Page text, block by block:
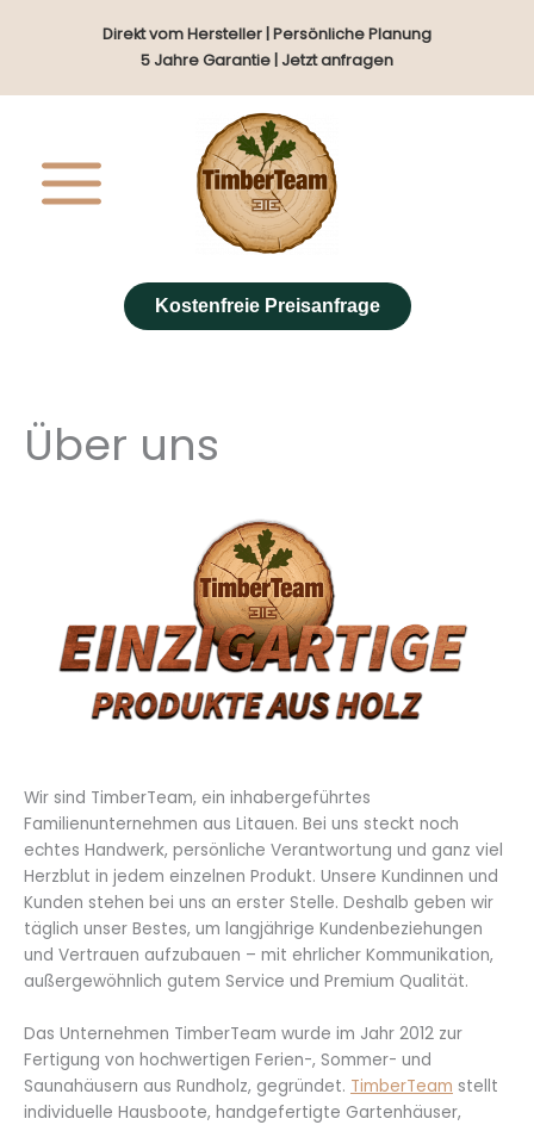
Direkt vom Hersteller | Persönliche Planung
5 Jahre Garantie | Jetzt anfragen
Kostenfreie Preisanfrage
Über uns
Wir sind TimberTeam, ein inhabergeführtes
Familienunternehmen aus Litauen. Bei uns steckt noch
echtes Handwerk, persönliche Verantwortung und ganz viel
Herzblut in jedem einzelnen Produkt. Unsere Kundinnen und
Kunden stehen bei uns an erster Stelle. Deshalb geben wir
täglich unser Bestes, um langjährige Kundenbeziehungen
und Vertrauen aufzubauen – mit ehrlicher Kommunikation,
außergewöhnlich gutem Service und Premium Qualität.
Das Unternehmen TimberTeam wurde im Jahr 2012 zur
Fertigung von hochwertigen Ferien-, Sommer- und
Saunahäusern aus Rundholz, gegründet. TimberTeam stellt
individuelle Hausboote, handgefertigte Gartenhäuser,